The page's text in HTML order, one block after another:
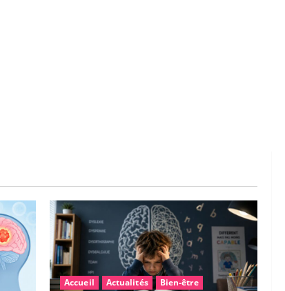
Accueil Actualités
Bien-être